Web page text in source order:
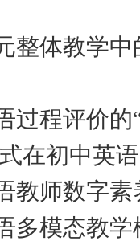
整体教学
过程评价
在初中英
教师数字
多模态教